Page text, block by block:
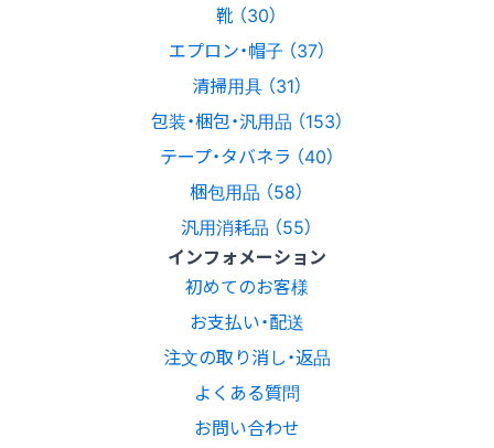
靴 （30）
エプロン・帽子 （37）
清掃用具 （31）
包装・梱包・汎用品 （153）
テープ・タバネラ （40）
梱包用品 （58）
汎用消耗品 （55）
インフォメーション
初めてのお客様
お支払い・配送
注文の取り消し・返品
よくある質問
お問い合わせ